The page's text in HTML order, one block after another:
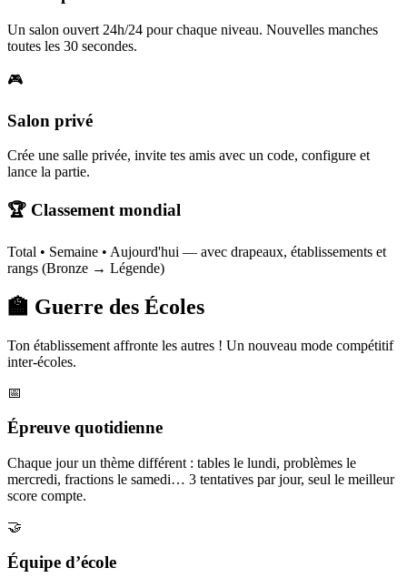
Un salon ouvert 24h/24 pour chaque niveau. Nouvelles manches
toutes les 30 secondes.
🎮
Salon privé
Crée une salle privée, invite tes amis avec un code, configure et
lance la partie.
🏆 Classement mondial
Total • Semaine • Aujourd'hui — avec drapeaux, établissements et
rangs (Bronze → Légende)
🏫 Guerre des Écoles
Ton établissement affronte les autres ! Un nouveau mode compétitif
inter-écoles.
📅
Épreuve quotidienne
Chaque jour un thème différent : tables le lundi, problèmes le
mercredi, fractions le samedi… 3 tentatives par jour, seul le meilleur
score compte.
🤝
Équipe d’école